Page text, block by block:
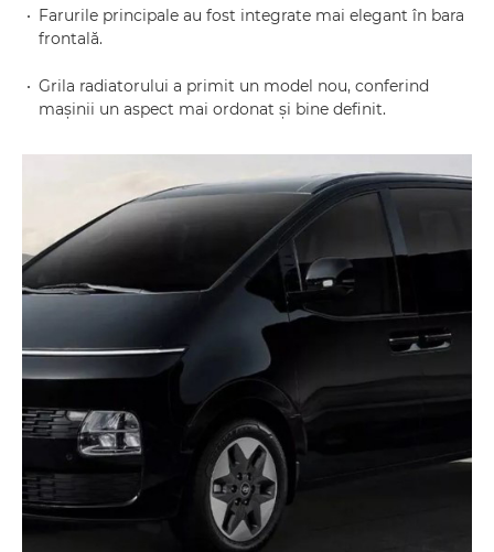
Farurile principale au fost integrate mai elegant în bara
frontală.
Grila radiatorului a primit un model nou, conferind
mașinii un aspect mai ordonat și bine definit.